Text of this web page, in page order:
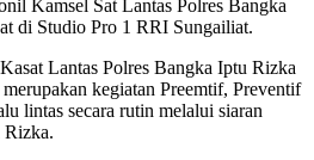
Kamsel Sat Lantas Polres Bangka
di Studio Pro 1 RRI Sungailiat.
Lantas Polres Bangka Iptu Rizka
kegiatan Preemtif, Preventif
lintas secara rutin melalui siaran